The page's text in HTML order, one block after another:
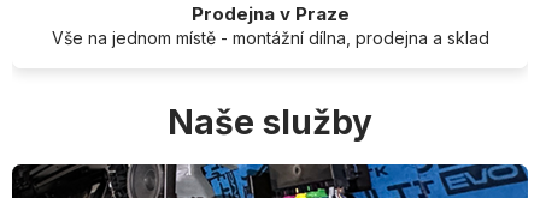
Prodejna v Praze
Vše na jednom místě - montážní dílna, prodejna a sklad
Naše služby